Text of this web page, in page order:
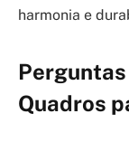
harmonia e
Quadros